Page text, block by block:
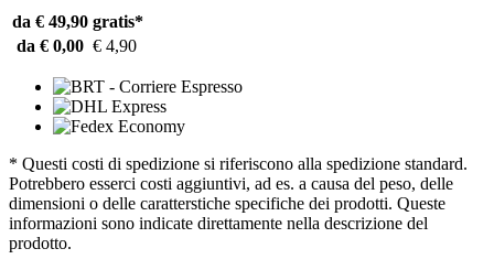
da € 49,90 gratis*
da € 0,00 € 4,90
* Questi costi di spedizione si riferiscono alla spedizione standard.
Potrebbero esserci costi aggiuntivi, ad es. a causa del peso, delle
dimensioni o delle caratterstiche specifiche dei prodotti. Queste
informazioni sono indicate direttamente nella descrizione del
prodotto.